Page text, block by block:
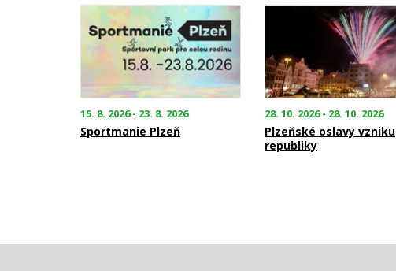
15. 8. 2026 - 23. 8. 2026
Sportmanie Plzeň
28. 10. 2026 - 28. 10. 2026
Plzeňské oslavy vzniku
republiky